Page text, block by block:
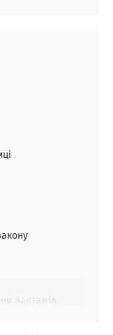
вантажів